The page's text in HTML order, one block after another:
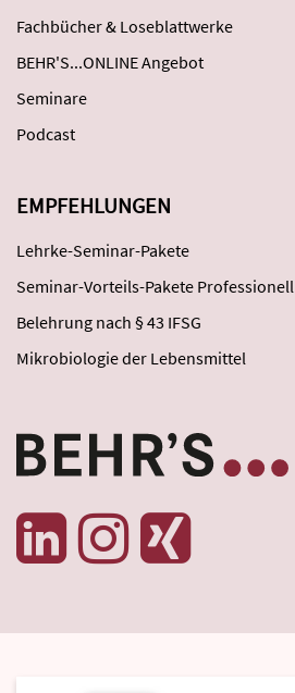
Fachbücher & Loseblattwerke
BEHR'S...ONLINE Angebot
Seminare
Podcast
EMPFEHLUNGEN
Lehrke-Seminar-Pakete
Seminar-Vorteils-Pakete Professionell
Belehrung nach § 43 IFSG
Mikrobiologie der Lebensmittel